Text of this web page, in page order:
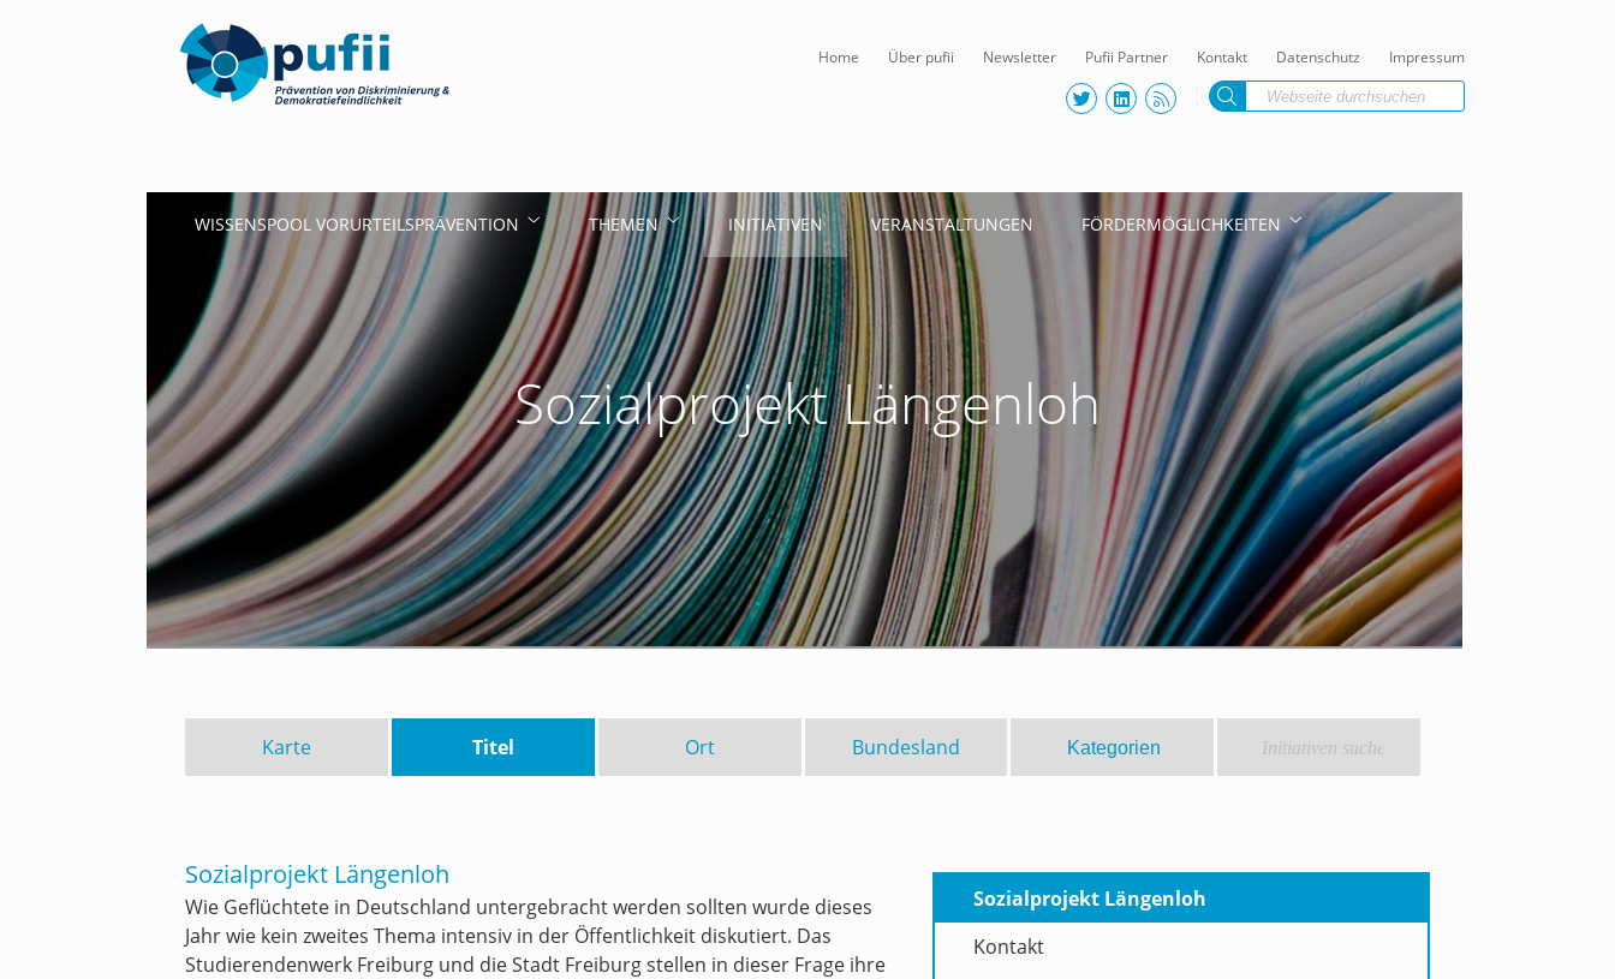
Impressum
Datenschutz
Kontakt
Pufii Partner
Newsletter
Über pufii
Home
WISSENSPOOL VORURTEILSPRÄVENTION THEMEN INITIATIVEN VERANSTALTUNGEN FÖRDERMÖGLICHKEITEN
Sozialprojekt Längenloh
Karte Titel Ort Bundesland
Sozialprojekt Längenloh
Wie Geflüchtete in Deutschland untergebracht werden sollten wurde dieses
Jahr wie kein zweites Thema intensiv in der Öffentlichkeit diskutiert. Das
Studierendenwerk Freiburg und die Stadt Freiburg stellen in dieser Frage ihre
Sozialprojekt Längenloh
Kontakt